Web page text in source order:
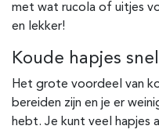
met wat rucola of uitjes
en lekker!
Koude hapjes
Het grote voordeel van
bereiden zijn en je er
hebt. Je kunt veel hapjes